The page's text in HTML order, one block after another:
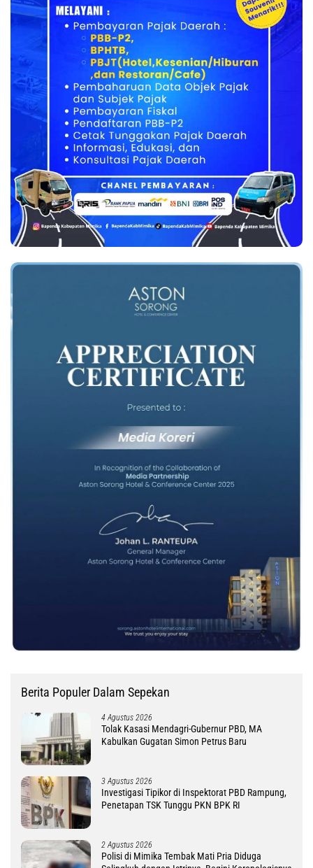
Berita Populer Dalam Sepekan
4 Agustus 2026
Tolak Kasasi Mendagri-Gubernur PBD, MA
Kabulkan Gugatan Simon Petrus Baru
3 Agustus 2026
Investigasi Tipikor di Inspektorat PBD Rampung,
Penetapan TSK Tunggu PKN BPK RI
2 Agustus 2026
Polisi di Mimika Tembak Mati Pria Diduga